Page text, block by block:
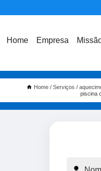
Home Empresa
Home Serviços
piscina